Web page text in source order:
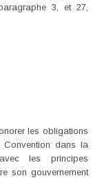
3, et 27,
les obligations
dans la
les principes
son gouvernement